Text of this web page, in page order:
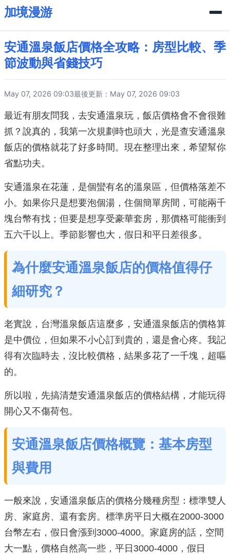
加境漫游
安通溫泉飯店價格全攻略：房型比較、季
節波動與省錢技巧
May 07, 2026 09:03最後更新：May 07, 2026 09:03
最近有朋友問我，去安通溫泉玩，飯店價格會不會很難
抓？說真的，我第一次規劃時也頭大，光是查安通溫泉
飯店的價格就花了好多時間。現在整理出來，希望幫你
省點功夫。
安通溫泉在花蓮，是個蠻有名的溫泉區，但價格落差不
小。如果你只是想要泡個湯，住個簡單房間，可能兩千
塊台幣有找；但要是想享受豪華套房，那價格可能衝到
五六千以上。季節影響也大，假日和平日差很多。
為什麼安通溫泉飯店的價格值得仔
細研究？
老實說，台灣溫泉飯店這麼多，安通溫泉飯店的價格算
是中價位，但如果不小心訂到貴的，還是會心疼。我記
得有次臨時去，沒比較價格，結果多花了一千塊，超嘔
的。
所以啦，先搞清楚安通溫泉飯店的價格結構，才能玩得
開心又不傷荷包。
安通溫泉飯店價格概覽：基本房型
與費用
一般來說，安通溫泉飯店的價格分幾種房型：標準雙人
房、家庭房、還有套房。標準房平日大概在2000-3000
台幣左右，假日會漲到3000-4000。家庭房的話，空間
大一點，價格自然高一些，平日3000-4000，假日